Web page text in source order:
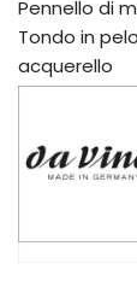
Pennello di
Tondo in
acquerello